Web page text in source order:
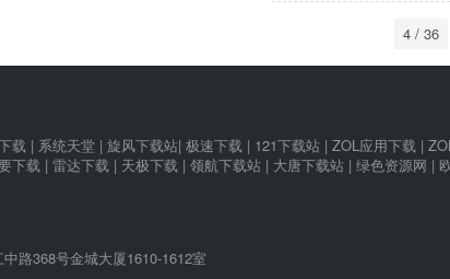
4 / 36
载 | 系统天堂 | 旋风下载站| 极速下载 | 121下载站 | ZOL应用下载 |
下载 | 雷达下载 | 天极下载 | 领航下载站 | 大唐下载站 | 绿色资源网 |
路368号金城大厦1610-1612室